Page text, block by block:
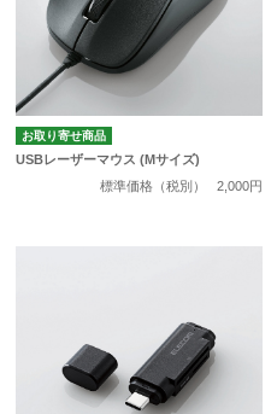
お取り寄せ商品
USBレーザーマウス (Mサイズ)
標準価格（税別）
2,000円